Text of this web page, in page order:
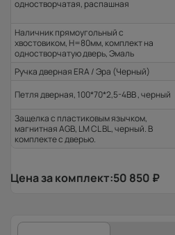
одностворчатая, распашная
Наличник прямоугольный с
хвостовиком, H=80мм, комплект на
одностворчатую дверь, Эмаль
Ручка дверная ERA / Эра (Черный)
Петля дверная, 100*70*2,5-4ВВ , черный
Защелка с пластиковым язычком,
магнитная AGB, LM CL BL, черный. В
комплекте с дверью.
Цена за комплект:50 850 ₽